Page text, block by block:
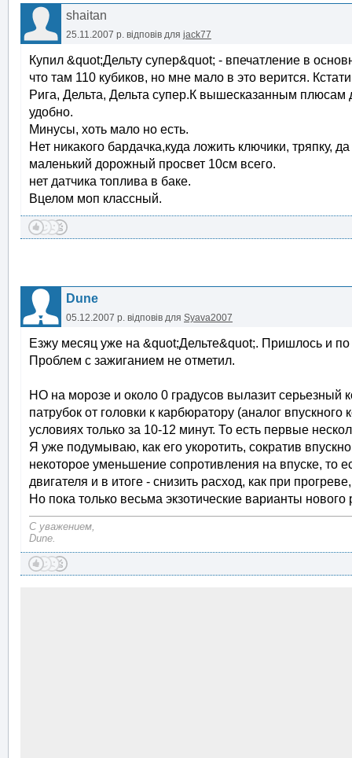
shaitan
25.11.2007 р. відповів для jack77
Купил &quot;Дельту супер&quot; - впечатление в
что там 110 кубиков, но мне мало в это верится.
Рига, Дельта, Дельта супер.К вышесказанным плюсам
удобно.
Минусы, хоть мало но есть.
Нет никакого бардачка,куда ложить ключики, тряпку,
маленький дорожный просвет 10см всего.
нет датчика топлива в баке.
Вцелом моп классный.
Dune
05.12.2007 р. відповів для Syava2007
Езжу месяц уже на &quot;Дельте&quot;. Пришлось и
Проблем с зажиганием не отметил.
НО на морозе и около 0 градусов вылазит серьезный
патрубок от головки к карбюратору (аналог
условиях только за 10-12 минут. То есть первые
Я уже подумываю, как его укоротить, сократив
некоторое уменьшение сопротивления на впуске, то
двигателя и в итоге - снизить расход, как при
Но пока только весьма экзотические варианты
С уважением,
Dune.